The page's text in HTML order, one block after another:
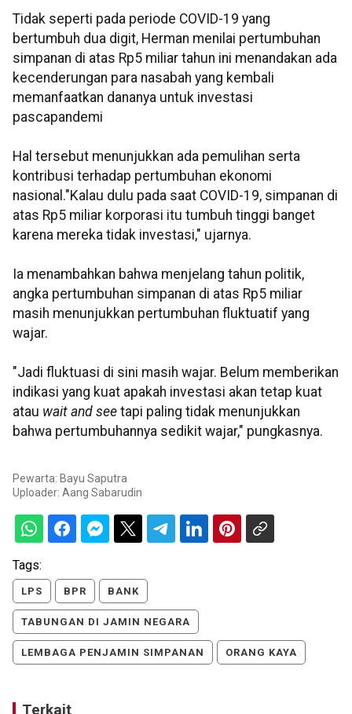
Tidak seperti pada periode COVID-19 yang
bertumbuh dua digit, Herman menilai pertumbuhan
simpanan di atas Rp5 miliar tahun ini menandakan ada
kecenderungan para nasabah yang kembali
memanfaatkan dananya untuk investasi
pascapandemi
Hal tersebut menunjukkan ada pemulihan serta
kontribusi terhadap pertumbuhan ekonomi
nasional."Kalau dulu pada saat COVID-19, simpanan di
atas Rp5 miliar korporasi itu tumbuh tinggi banget
karena mereka tidak investasi," ujarnya.
Ia menambahkan bahwa menjelang tahun politik,
angka pertumbuhan simpanan di atas Rp5 miliar
masih menunjukkan pertumbuhan fluktuatif yang
wajar.
"Jadi fluktuasi di sini masih wajar. Belum memberikan
indikasi yang kuat apakah investasi akan tetap kuat
atau wait and see tapi paling tidak menunjukkan
bahwa pertumbuhannya sedikit wajar," pungkasnya.
Pewarta: Bayu Saputra
Uploader: Aang Sabarudin
Tags:
LPS BPR BANK
TABUNGAN DI JAMIN NEGARA
LEMBAGA PENJAMIN SIMPANAN ORANG KAYA
Terkait